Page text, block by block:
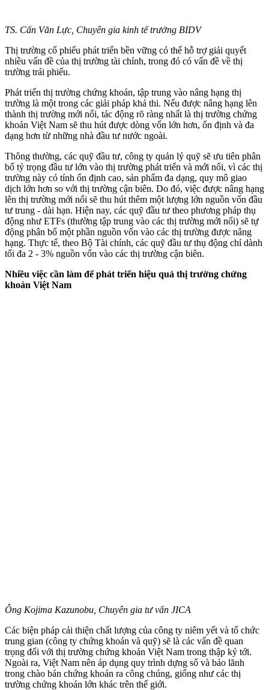
TS. Cấn Văn Lực, Chuyên gia kinh tế trưởng BIDV
Thị trường cổ phiếu phát triển bền vững có thể hỗ trợ giải quyết
nhiều vấn đề của thị trường tài chính, trong đó có vấn đề về thị
trường trái phiếu.
Phát triển thị trường chứng khoán, tập trung vào nâng hạng thị
trường là một trong các giải pháp khả thi. Nếu được nâng hạng lên
thành thị trường mới nổi, tác động rõ ràng nhất là thị trường chứng
khoán Việt Nam sẽ thu hút được dòng vốn lớn hơn, ổn định và đa
dạng hơn từ những nhà đầu tư nước ngoài.
Thông thường, các quỹ đầu tư, công ty quản lý quỹ sẽ ưu tiên phân
bổ tỷ trọng đầu tư lớn vào thị trường phát triển và mới nổi, vì các thị
trường này có tính ổn định cao, sản phẩm đa dạng, quy mô giao
dịch lớn hơn so với thị trường cận biên. Do đó, việc được nâng hạng
lên thị trường mới nổi sẽ thu hút thêm một lượng lớn nguồn vốn đầu
tư trung - dài hạn. Hiện nay, các quỹ đầu tư theo phương pháp thụ
động như ETFs (thường tập trung vào các thị trường mới nổi) sẽ tự
động phân bổ một phần nguồn vốn vào các thị trường được nâng
hạng. Thực tế, theo Bộ Tài chính, các quỹ đầu tư thụ động chỉ dành
tối đa 2 - 3% nguồn vốn vào các thị trường cận biên.
Nhiều việc cần làm để phát triển hiệu quả thị trường chứng
khoán Việt Nam
Ông Kojima Kazunobu, Chuyên gia tư vấn JICA
Các biện pháp cải thiện chất lượng của công ty niêm yết và tổ chức
trung gian (công ty chứng khoán và quỹ) sẽ là các vấn đề quan
trọng đối với thị trường chứng khoán Việt Nam trong thập kỷ tới.
Ngoài ra, Việt Nam nên áp dụng quy trình dựng sổ và bảo lãnh
trong chào bán chứng khoán ra công chúng, giống như các thị
trường chứng khoán lớn khác trên thế giới.